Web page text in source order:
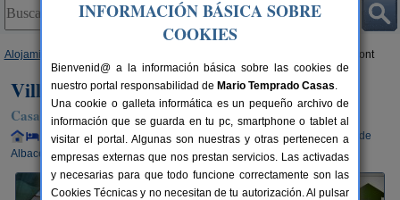
Alojamientos > Villa Belmont
Villa Belmont
Casa Rural en Valdeganga (Albacete)
Alquiler completo y por habitaciones 6-30+5 plazas
30 km de
Albacete
INFORMACIÓN BÁSICA SOBRE
COOKIES
Bienvenid@ a la información básica sobre las cookies de
nuestro portal responsabilidad de Mario Temprado Casas.
Una cookie o galleta informática es un pequeño archivo de
información que se guarda en tu pc, smartphone o tablet al
visitar el portal. Algunas son nuestras y otras pertenecen a
empresas externas que nos prestan servicios. Las activadas
y necesarias para que todo funcione correctamente son las
Cookies Técnicas y no necesitan de tu autorización. Al pulsar